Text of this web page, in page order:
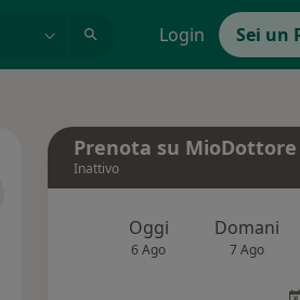
Login Sei un
Prenota su MioDottore
Inattivo
Oggi
6 Ago
Domani
7 Ago